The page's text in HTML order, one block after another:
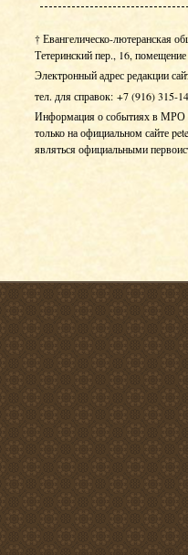
† Евангелическо-лютеранская
Тетеринский пер., 16,
Электронный адрес редакции
тел. для справок: +7 (916) 315-
Информация о событиях в МРО
только на официальном сайте
являться официальными